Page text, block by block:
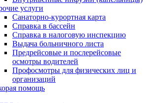
услуги
Санаторно-курортная карта
Справка в бассейн
Справка в налоговую инспекцию
Выдача больничного листа
Предрейсовые и послерейсовые
осмотры водителей
Профосмотры для физических лиц и
организаций
помощь